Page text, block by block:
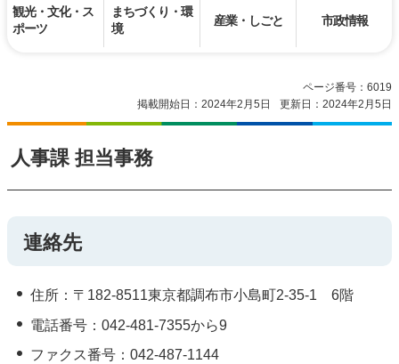
観光・文化・ス
ポーツ
まちづくり・環
境
産業・しごと 市政情報
ページ番号：6019
掲載開始日：2024年2月5日
更新日：2024年2月5日
人事課 担当事務
連絡先
住所：〒182-8511東京都調布市小島町2-35-1 6階
電話番号：042-481-7355から9
ファクス番号：042-487-1144